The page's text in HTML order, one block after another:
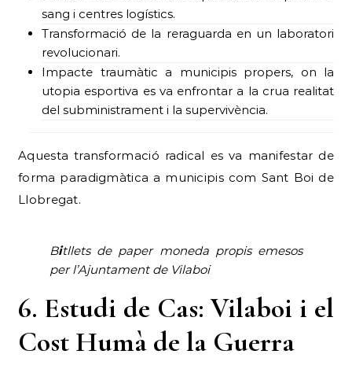
sang i centres logístics.
Transformació de la reraguarda en un laboratori
revolucionari.
Impacte traumàtic a municipis propers, on la
utopia esportiva es va enfrontar a la crua realitat
del subministrament i la supervivència.
Aquesta transformació radical es va manifestar de
forma paradigmàtica a municipis com Sant Boi de
Llobregat.
Bitllets de paper moneda propis emesos
per l’Ajuntament de Vilaboi
6. Estudi de Cas: Vilaboi i el
Cost Humà de la Guerra